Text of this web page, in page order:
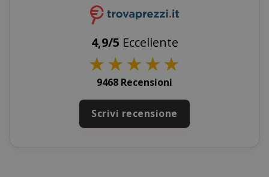
4,9/5 Eccellente
★★★★★
9468 Recensioni
Scrivi recensione
recently_compared_product_previous